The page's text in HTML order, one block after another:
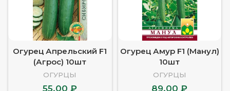
Огурец Апрельский F1
(Агрос) 10шт
ОГУРЦЫ
55.00₽
Огурец Амур F1 (Манул)
10шт
ОГУРЦЫ
89.00₽